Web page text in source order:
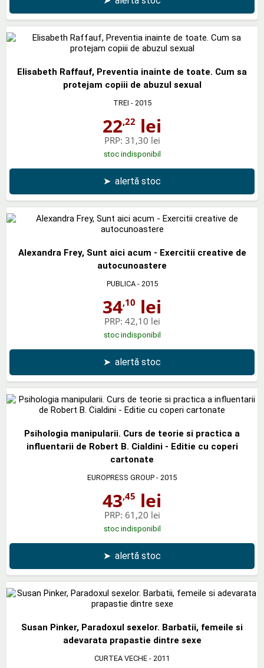
Elisabeth Raffauf, Preventia inainte de toate. Cum sa
protejam copiii de abuzul sexual
TREI - 2015
22,22 lei
PRP: 31,30 lei
stoc indisponibil
➤ alertă stoc
Alexandra Frey, Sunt aici acum - Exercitii creative de
autocunoastere
PUBLICA- 2015
34,10 lei
PRP: 42,10 lei
stoc indisponibil
➤ alertă stoc
Psihologia manipularii. Curs de teorie si practica a
influentarii de Robert B. Cialdini - Editie cu coperi
cartonate
EUROPRESS GROUP - 2015
43,45 lei
PRP: 61,20 lei
stoc indisponibil
➤ alertă stoc
Susan Pinker, Paradoxul sexelor. Barbatii, femeile si
adevarata prapastie dintre sexe
CURTEA VECHE - 2011